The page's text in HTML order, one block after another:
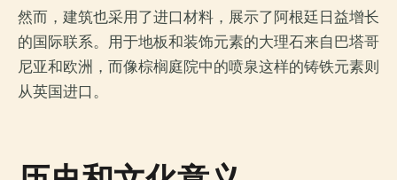
然而，建筑也采用了进口材料，展示了阿根廷日益增长
的国际联系。用于地板和装饰元素的大理石来自巴塔哥
尼亚和欧洲，而像棕榈庭院中的喷泉这样的铸铁元素则
从英国进口。